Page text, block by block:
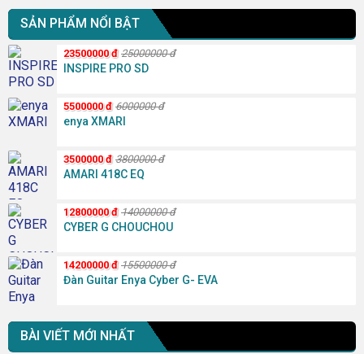
SẢN PHẨM NỔI BẬT
23500000 đ 25000000 đ
INSPIRE PRO SD
5500000 đ 6000000 đ
enya XMARI
3500000 đ 3800000 đ
AMARI 418C EQ
12800000 đ 14000000 đ
CYBER G CHOUCHOU
14200000 đ 15500000 đ
Đàn Guitar Enya Cyber G- EVA
BÀI VIẾT MỚI NHẤT